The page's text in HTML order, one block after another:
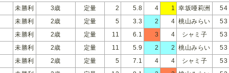
未勝利 3歳 定量 2 5.8 4 1 幸坂唖莉洲
54
未勝利 2歳 定量 5 3.3 2 4 桃山みらい
53
未勝利 2歳 定量 11 6.1 3 4 シャミ子
53
未勝利 2歳 定量 11 5.9 2 2 桃山みらい
53
未勝利 2歳 定量 5 7.1 4 4 シャミ子
53